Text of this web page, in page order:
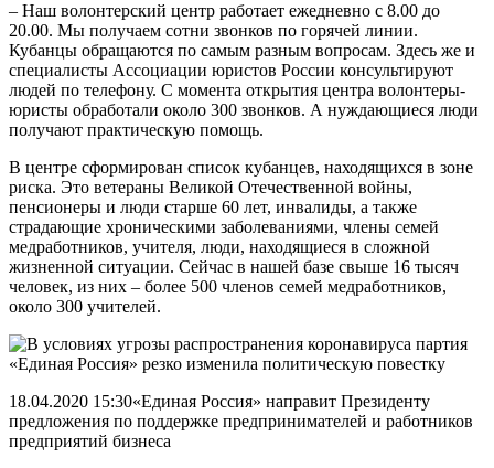
– Наш волонтерский центр работает ежедневно с 8.00 до
20.00. Мы получаем сотни звонков по горячей линии.
Кубанцы обращаются по самым разным вопросам. Здесь же и
специалисты Ассоциации юристов России консультируют
людей по телефону. C момента открытия центра волонтеры-
юристы обработали около 300 звонков. А нуждающиеся люди
получают практическую помощь.
В центре сформирован список кубанцев, находящихся в зоне
риска. Это ветераны Великой Отечественной войны,
пенсионеры и люди старше 60 лет, инвалиды, а также
страдающие хроническими заболеваниями, члены семей
медработников, учителя, люди, находящиеся в сложной
жизненной ситуации. Сейчас в нашей базе свыше 16 тысяч
человек, из них – более 500 членов семей медработников,
около 300 учителей.
18.04.2020 15:30«Единая Россия» направит Президенту
предложения по поддержке предпринимателей и работников
предприятий бизнеса